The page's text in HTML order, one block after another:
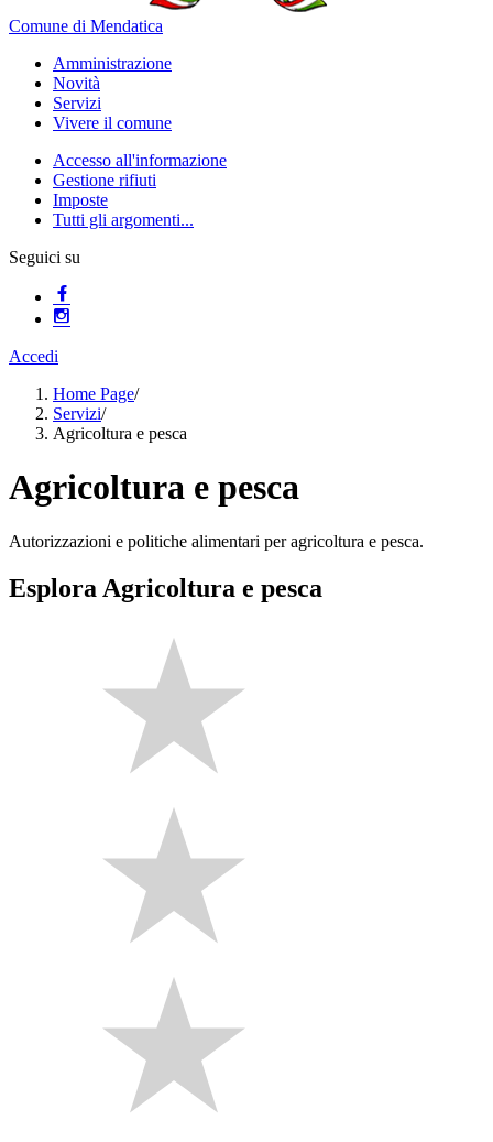
Comune di Mendatica
Amministrazione
Novità
Servizi
Vivere il comune
Accesso all'informazione
Gestione rifiuti
Imposte
Tutti gli argomenti...
Seguici su
Accedi
Home Page/
Servizi/
Agricoltura e pesca
Agricoltura e pesca
Autorizzazioni e politiche alimentari per agricoltura e pesca.
Esplora Agricoltura e pesca